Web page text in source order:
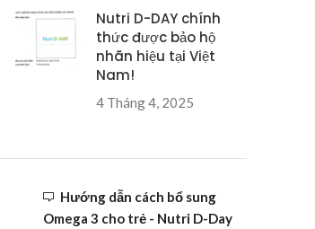
Nutri D-DAY chính
thức được bảo hộ
nhãn hiệu tại Việt
Nam!
4 Tháng 4, 2025
Hướng dẫn cách bổ sung
Omega 3 cho trẻ - Nutri D-Day